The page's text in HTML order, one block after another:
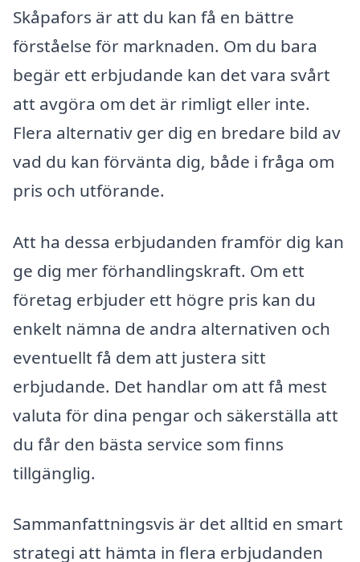
Skåpafors är att du kan få en bättre
förståelse för marknaden. Om du bara
begär ett erbjudande kan det vara svårt
att avgöra om det är rimligt eller inte.
Flera alternativ ger dig en bredare bild av
vad du kan förvänta dig, både i fråga om
pris och utförande.
Att ha dessa erbjudanden framför dig kan
ge dig mer förhandlingskraft. Om ett
företag erbjuder ett högre pris kan du
enkelt nämna de andra alternativen och
eventuellt få dem att justera sitt
erbjudande. Det handlar om att få mest
valuta för dina pengar och säkerställa att
du får den bästa service som finns
tillgänglig.
Sammanfattningsvis är det alltid en smart
strategi att hämta in flera erbjudanden